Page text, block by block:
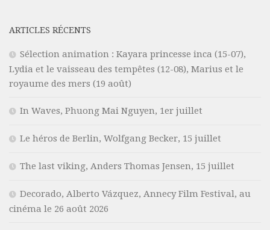
ARTICLES RÉCENTS
Sélection animation : Kayara princesse inca (15-07),
Lydia et le vaisseau des tempêtes (12-08), Marius et le
royaume des mers (19 août)
In Waves, Phuong Mai Nguyen, 1er juillet
Le héros de Berlin, Wolfgang Becker, 15 juillet
The last viking, Anders Thomas Jensen, 15 juillet
Decorado, Alberto Vázquez, Annecy Film Festival, au
cinéma le 26 août 2026